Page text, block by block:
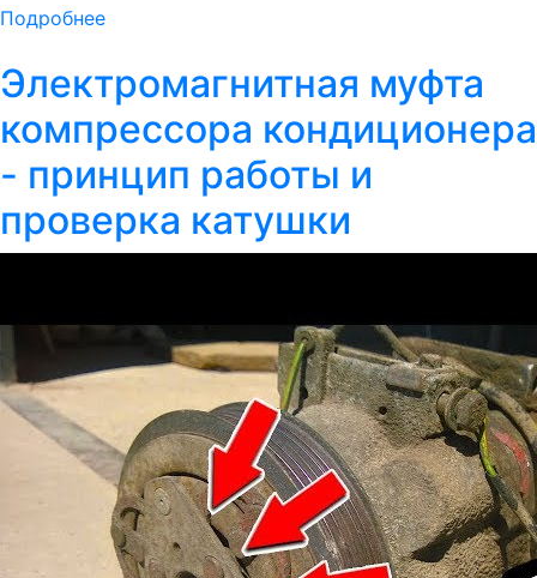
Подробнее
Электромагнитная муфта
компрессора кондиционера
- принцип работы и
проверка катушки